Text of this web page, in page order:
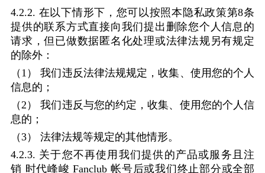
4.2.2. 在以下情形下，您可以按照本隐私政策第8条
提供的联系方式直接向我们提出删除您个人信息的
请求，但已做数据匿名化处理或法律法规另有规定
的除外：
（ 1 ）
我们违反法律法规规定，收集、使用您的个人
信息的；
（2 ）
我们违反与您的约定，收集、使用您的个人信
息的；
（3）
法律法规等规定的其他情形。
4.2.3. 关于您不再使用我们提供的产品或服务且注
销 时代峰峻 Fanclub 帐号后或我们终止部分或全部